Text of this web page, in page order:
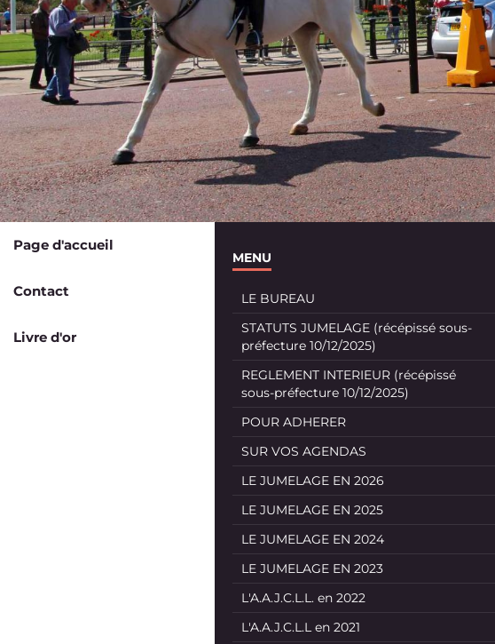
Page d'accueil
Contact
Livre d'or
MENU
LE BUREAU
STATUTS JUMELAGE (récépissé sous-
préfecture 10/12/2025)
REGLEMENT INTERIEUR (récépissé
sous-préfecture 10/12/2025)
POUR ADHERER
SUR VOS AGENDAS
LE JUMELAGE EN 2026
LE JUMELAGE EN 2025
LE JUMELAGE EN 2024
LE JUMELAGE EN 2023
L'A.A.J.C.L.L. en 2022
L'A.A.J.C.L.L en 2021